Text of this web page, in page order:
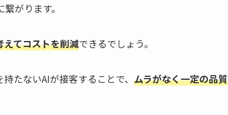
がります。
てコストを削減できるでしょう。
たないAIが接客することで、 ムラがなく一定の品質